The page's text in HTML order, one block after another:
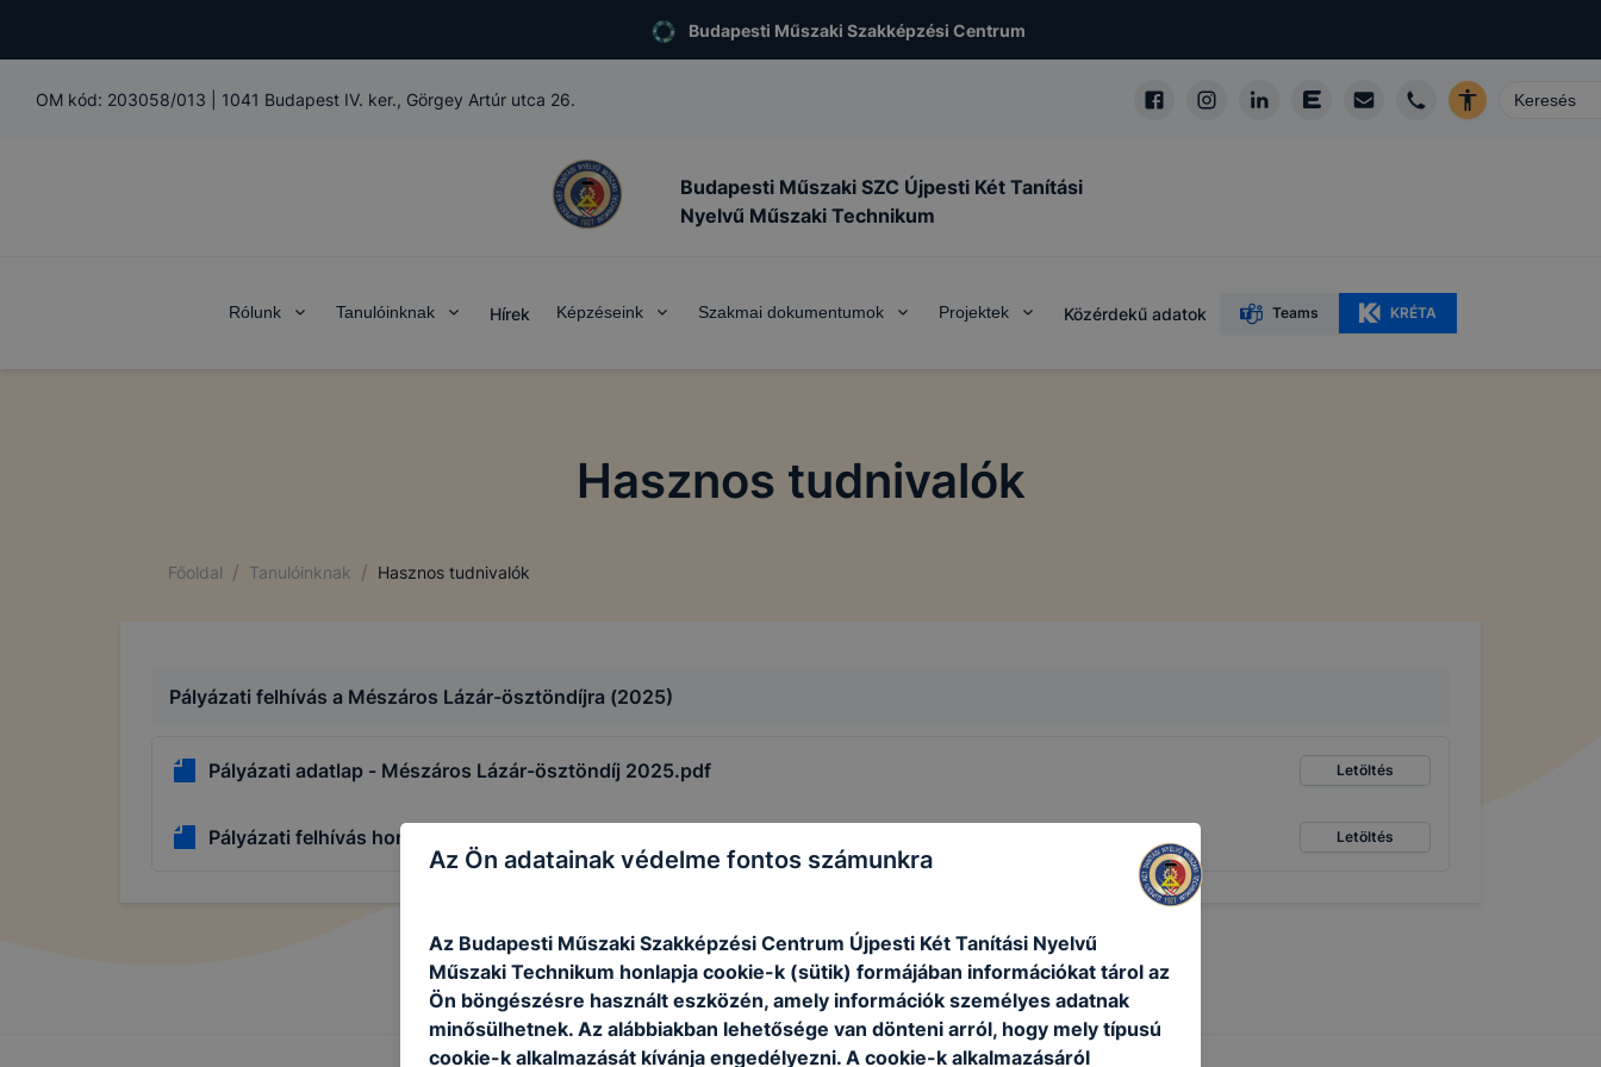
Budapesti Műszaki Szakképzési Centrum
OM kód: 203058/013 1041 Budapest IV. ker., Görgey Artúr utca 26.
Budapesti Műszaki SZC Újpesti Két Tanítási
Nyelvű Műszaki Technikum
Rólunk Tanulóinknak Hírek Képzéseink Szakmai dokumentumok Projektek Közérdekű adatok Teams KRÉTA
Hasznos tudnivalók
Főoldal / Tanulóinknak / Hasznos tudnivalók
Pályázati felhívás a Mészáros Lázár-ösztöndíjra (2025)
Pályázati adatlap - Mészáros Lázár-ösztöndíj 2025.pdf Letöltés
Pályázati felhívás honvédelmi ösztöndíjra.pdf Letöltés
Az Ön adatainak védelme fontos számunkra
Az Budapesti Műszaki Szakképzési Centrum Újpesti Két Tanítási Nyelvű
Műszaki Technikum honlapja cookie-k (sütik) formájában információkat tárol az
Ön böngészésre használt eszközén, amely információk személyes adatnak
minősülhetnek. Az alábbiakban lehetősége van dönteni arról, hogy mely típusú
cookie-k alkalmazását kívánja engedélyezni. A cookie-k alkalmazásáról